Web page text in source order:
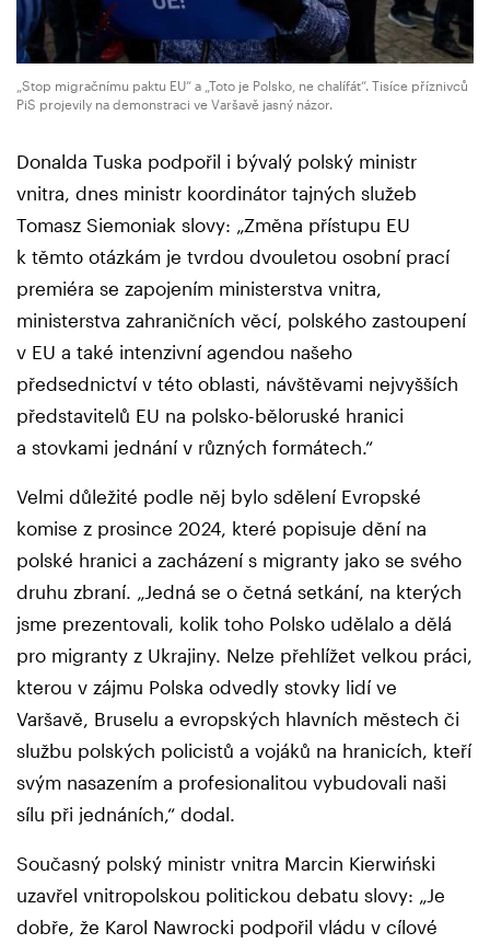
„Stop migračnímu paktu EU“ a „Toto je Polsko, ne chalífát“. Tisíce příznivců
PiS projevily na demonstraci ve Varšavě jasný názor.
Donalda Tuska podpořil i bývalý polský ministr
vnitra, dnes ministr koordinátor tajných služeb
Tomasz Siemoniak slovy: „Změna přístupu EU
k těmto otázkám je tvrdou dvouletou osobní prací
premiéra se zapojením ministerstva vnitra,
ministerstva zahraničních věcí, polského zastoupení
v EU a také intenzivní agendou našeho
předsednictví v této oblasti, návštěvami nejvyšších
představitelů EU na polsko-běloruské hranici
a stovkami jednání v různých formátech.“
Velmi důležité podle něj bylo sdělení Evropské
komise z prosince 2024, které popisuje dění na
polské hranici a zacházení s migranty jako se svého
druhu zbraní. „Jedná se o četná setkání, na kterých
jsme prezentovali, kolik toho Polsko udělalo a dělá
pro migranty z Ukrajiny. Nelze přehlížet velkou práci,
kterou v zájmu Polska odvedly stovky lidí ve
Varšavě, Bruselu a evropských hlavních městech či
službu polských policistů a vojáků na hranicích, kteří
svým nasazením a profesionalitou vybudovali naši
sílu při jednáních,“ dodal.
Současný polský ministr vnitra Marcin Kierwiński
uzavřel vnitropolskou politickou debatu slovy: „Je
dobře, že Karol Nawrocki podpořil vládu v cílové